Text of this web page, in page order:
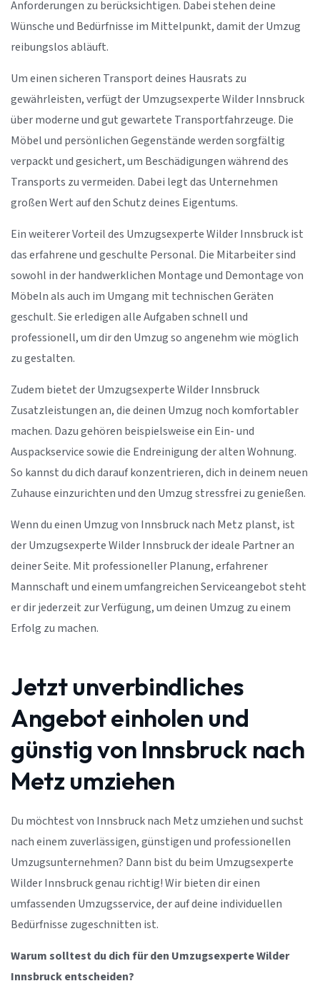
Anforderungen zu berücksichtigen. Dabei stehen deine
Wünsche und Bedürfnisse im Mittelpunkt, damit der Umzug
reibungslos abläuft.
Um einen sicheren Transport deines Hausrats zu
gewährleisten, verfügt der Umzugsexperte Wilder Innsbruck
über moderne und gut gewartete Transportfahrzeuge. Die
Möbel und persönlichen Gegenstände werden sorgfältig
verpackt und gesichert, um Beschädigungen während des
Transports zu vermeiden. Dabei legt das Unternehmen
großen Wert auf den Schutz deines Eigentums.
Ein weiterer Vorteil des Umzugsexperte Wilder Innsbruck ist
das erfahrene und geschulte Personal. Die Mitarbeiter sind
sowohl in der handwerklichen Montage und Demontage von
Möbeln als auch im Umgang mit technischen Geräten
geschult. Sie erledigen alle Aufgaben schnell und
professionell, um dir den Umzug so angenehm wie möglich
zu gestalten.
Zudem bietet der Umzugsexperte Wilder Innsbruck
Zusatzleistungen an, die deinen Umzug noch komfortabler
machen. Dazu gehören beispielsweise ein Ein- und
Auspackservice sowie die Endreinigung der alten Wohnung.
So kannst du dich darauf konzentrieren, dich in deinem neuen
Zuhause einzurichten und den Umzug stressfrei zu genießen.
Wenn du einen Umzug von Innsbruck nach Metz planst, ist
der Umzugsexperte Wilder Innsbruck der ideale Partner an
deiner Seite. Mit professioneller Planung, erfahrener
Mannschaft und einem umfangreichen Serviceangebot steht
er dir jederzeit zur Verfügung, um deinen Umzug zu einem
Erfolg zu machen.
Jetzt unverbindliches
Angebot einholen und
günstig von Innsbruck nach
Metz umziehen
Du möchtest von Innsbruck nach Metz umziehen und suchst
nach einem zuverlässigen, günstigen und professionellen
Umzugsunternehmen? Dann bist du beim Umzugsexperte
Wilder Innsbruck genau richtig! Wir bieten dir einen
umfassenden Umzugsservice, der auf deine individuellen
Bedürfnisse zugeschnitten ist.
Warum solltest du dich für den Umzugsexperte Wilder
Innsbruck entscheiden?